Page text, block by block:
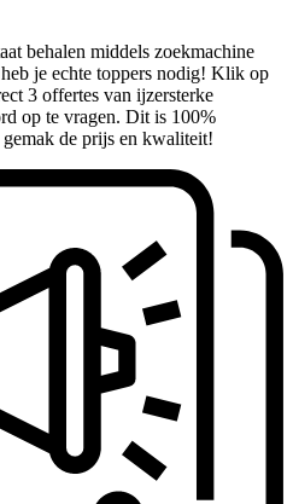
behalen middels zoekmachine
je echte toppers nodig! Klik op
3 offertes van ijzersterke
op te vragen. Dit is 100%
de prijs en kwaliteit!